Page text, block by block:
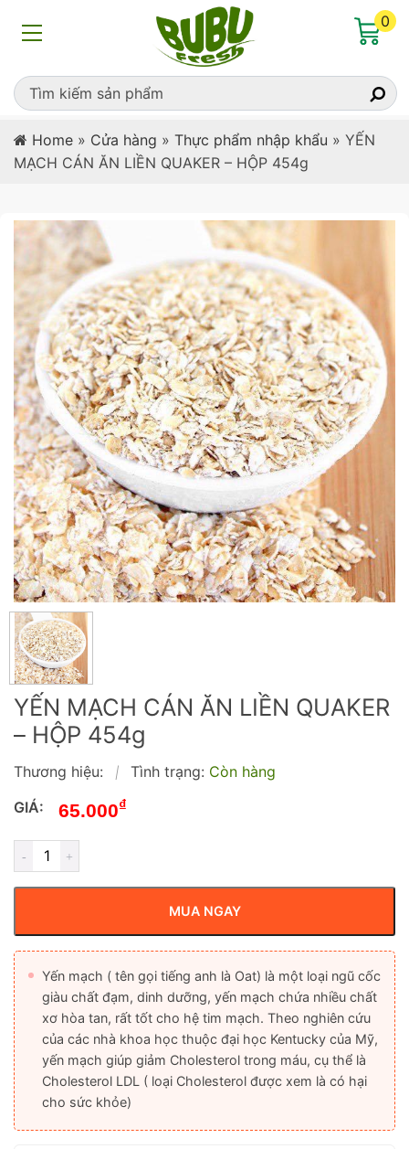
0
Home » Cửa hàng » Thực phẩm nhập khẩu » YẾN
MẠCH CÁN ĂN LIỀN QUAKER – HỘP 454g
YẾN MẠCH CÁN ĂN LIỀN QUAKER
– HỘP 454g
Thương hiệu: | Tình trạng: Còn hàng
GIÁ:
65.000₫
MUA NGAY
Yến mạch ( tên gọi tiếng anh là Oat) là một loại ngũ cốc
giàu chất đạm, dinh dưỡng, yến mạch chứa nhiều chất
xơ hòa tan, rất tốt cho hệ tim mạch. Theo nghiên cứu
của các nhà khoa học thuộc đại học Kentucky của Mỹ,
yến mạch giúp giảm Cholesterol trong máu, cụ thể là
Cholesterol LDL ( loại Cholesterol được xem là có hại
cho sức khỏe)